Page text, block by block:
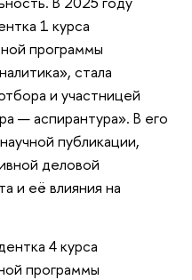
1 курса
программы
стала
и участницей
— аспирантура». В его
публикации,
деловой
и её влияния на
4 курса
программы